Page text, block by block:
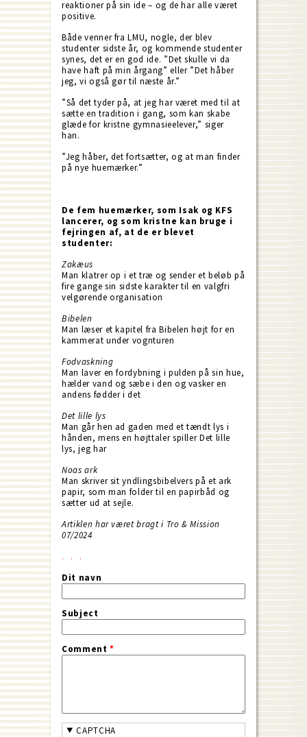
reaktioner på sin ide – og de har alle været
positive.
Både venner fra LMU, nogle, der blev
studenter sidste år, og kommende studenter
synes, det er en god ide. ”Det skulle vi da
have haft på min årgang” eller ”Det håber
jeg, vi også gør til næste år.”
”Så det tyder på, at jeg har været med til at
sætte en tradition i gang, som kan skabe
glæde for kristne gymnasieelever,” siger
han.
”Jeg håber, det fortsætter, og at man finder
på nye huemærker.”
De fem huemærker, som Isak og KFS
lancerer, og som kristne kan bruge i
fejringen af, at de er blevet
studenter:
Zakæus
Man klatrer op i et træ og sender et beløb på
fire gange sin sidste karakter til en valgfri
velgørende organisation
Bibelen
Man læser et kapitel fra Bibelen højt for en
kammerat under vognturen
Fodvaskning
Man laver en fordybning i pulden på sin hue,
hælder vand og sæbe i den og vasker en
andens fødder i det
Det lille lys
Man går hen ad gaden med et tændt lys i
hånden, mens en højttaler spiller Det lille
lys, jeg har
Noas ark
Man skriver sit yndlingsbibelvers på et ark
papir, som man folder til en papirbåd og
sætter ud at sejle.
Artiklen har været bragt i Tro & Mission
07/2024
Dit navn
Subject
Comment*
CAPTCHA